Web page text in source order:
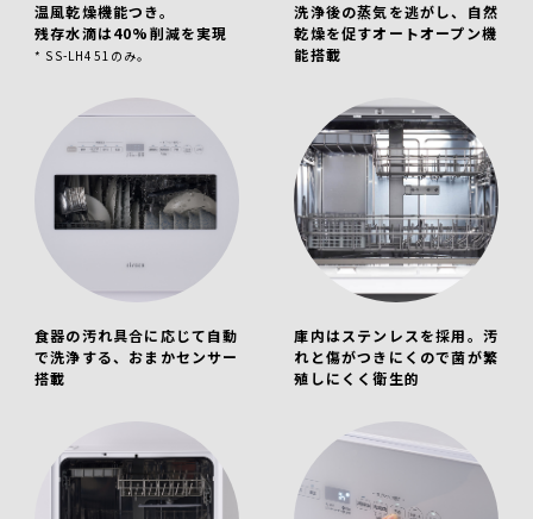
温風乾燥機能つき。
残存水滴は40%削減を実現
* SS-LH451のみ。
洗浄後の蒸気を逃がし、自然
乾燥を促すオートオープン機
能搭載
食器の汚れ具合に応じて自動
で洗浄する、おまかセンサー
搭載
庫内はステンレスを採用。汚
れと傷がつきにくので菌が繁
殖しにくく衛生的